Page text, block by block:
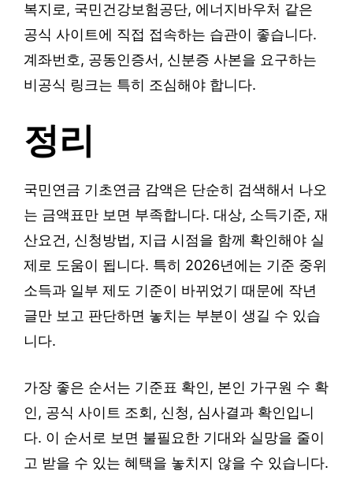
복지로, 국민건강보험공단, 에너지바우처 같은
공식 사이트에 직접 접속하는 습관이 좋습니다.
계좌번호, 공동인증서, 신분증 사본을 요구하는
비공식 링크는 특히 조심해야 합니다.
정리
국민연금 기초연금 감액은 단순히 검색해서 나오
는 금액표만 보면 부족합니다. 대상, 소득기준, 재
산요건, 신청방법, 지급 시점을 함께 확인해야 실
제로 도움이 됩니다. 특히 2026년에는 기준 중위
소득과 일부 제도 기준이 바뀌었기 때문에 작년
글만 보고 판단하면 놓치는 부분이 생길 수 있습
니다.
가장 좋은 순서는 기준표 확인, 본인 가구원 수 확
인, 공식 사이트 조회, 신청, 심사결과 확인입니
다. 이 순서로 보면 불필요한 기대와 실망을 줄이
고 받을 수 있는 혜택을 놓치지 않을 수 있습니다.